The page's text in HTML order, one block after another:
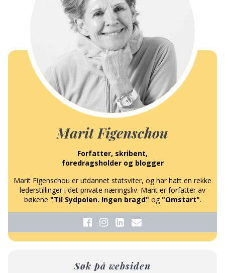
Marit Figenschou
Forfatter, skribent,
foredragsholder og blogger
Marit Figenschou er utdannet statsviter, og har hatt en rekke
lederstillinger i det private næringsliv. Marit er forfatter av
bøkene "Til Sydpolen. Ingen bragd" og "Omstart".
Søk på websiden